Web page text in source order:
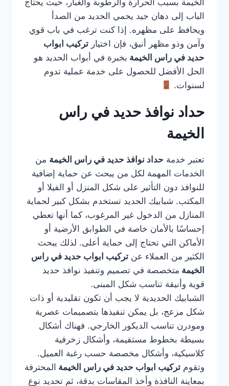
الخيمة بسبب الحرارة والرطوبة والغبار، حيث يحتاج
الباب إلى دهان جيد يحمي الحديد من الصدأ
ويحافظ على مظهره. إذا كنت ترغب في باب قوي
وآمن وذو مظهر أنيق، فإن اختيار تركيب ابواب
حديد في راس الخيمة بخبرة في أبواب الحديد هو
الحل الأفضل للحصول على خدمة عملية تدوم
لسنوات.
حداد نوافذ حديد في راس
الخيمة
تعتبر خدمة حداد نوافذ حديد في راس الخيمة من
الخدمات المهمة لكل من يبحث عن حماية إضافية
للنوافذ دون التأثير على شكل المنزل أو الفيلا أو
المكتب. شبابيك الحديد تستخدم بشكل كبير لحماية
المنازل من الدخول غير المرغوب، كما أنها تعطي
إحساسًا بالأمان خاصة في الطوابق الأرضية أو
الأماكن التي تحتاج إلى حماية أعلى. لذلك يبحث
الكثير من العملاء عن تركيب ابواب حديد في راس
الخيمة متخصصة في تصميم وتنفيذ نوافذ حديد
قوية وأنيقة تناسب شكل المبنى.
الشبابيك الحديدية لا يجب أن تكون تقليدية أو ذات
شكل مزعج، بل يمكن تنفيذها بتصميمات عصرية
ومودرن تناسب الديكور الخارجي. فهناك أشكال
بسيطة بخطوط مستقيمة، وأشكال زخرفية
كلاسيكية، وأشكال مخصصة حسب رغبة العميل.
وتقوم تركيب ابواب حديد في راس الخيمة المحترفة
بمعاينة النافذة وأخذ المقاسات بدقة، ثم تحديد نوع